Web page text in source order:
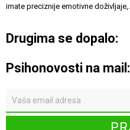
imate preciznije emotivne doživljaje,...
Drugima se dopalo:
Psihonovosti na mail: